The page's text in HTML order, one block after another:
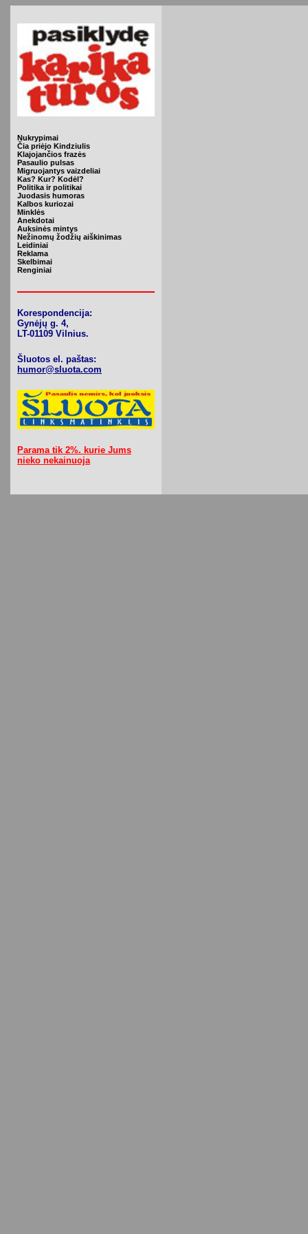
Nukrypimai
Čia priėjo Kindziulis
Klajojančios frazės
Pasaulio pulsas
Migruojantys vaizdeliai
Kas? Kur? Kodėl?
Politika ir politikai
Juodasis humoras
Kalbos kuriozai
Minklės
Anekdotai
Auksinės mintys
Nežinomų žodžių aiškinimas
Leidiniai
Reklama
Skelbimai
Renginiai
Korespondencija:
Gynėjų g. 4,
LT-01109 Vilnius.
Šluotos el. paštas:
humor@sluota.com
Parama tik 2%. kurie Jums
nieko nekainuoja